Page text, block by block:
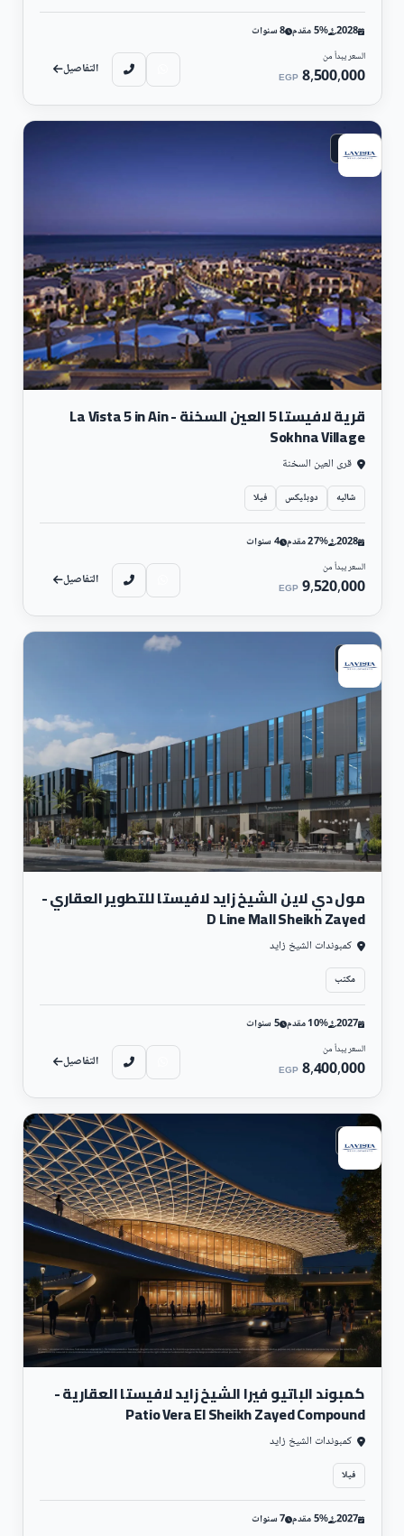
2028 5% مقدم 8 سنوات
السعر يبدأ من
8,500,000
EGP التفاصيل
ساحلي
قرية لافيستا 5 العين السخنة - La Vista 5 in Ain
Sokhna Village
قرى العين السخنة
شاليه دوبليكس فيلا
2028 27% مقدم 4 سنوات
السعر يبدأ من
9,520,000
EGP التفاصيل
تجارى
مول دي لاين الشيخ زايد لافيستا للتطوير العقاري -
D Line Mall Sheikh Zayed
كمبوندات الشيخ زايد
مكتب
2027 10% مقدم 5 سنوات
السعر يبدأ من
8,400,000
EGP التفاصيل
سكني
كمبوند الباتيو فيرا الشيخ زايد لافيستا العقارية -
Patio Vera El Sheikh Zayed Compound
كمبوندات الشيخ زايد
فيلا
2027 5% مقدم 7 سنوات